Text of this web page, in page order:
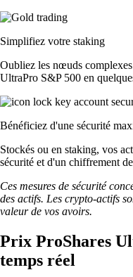
Simplifiez votre staking
Oubliez les nœuds
UltraPro S&P 500 en
Bénéficiez d'une sécurité
Stockés ou en staking, vos
sécurité et d'un chiffrement
Ces mesures de sécurité
des actifs. Les crypto-actifs
valeur de vos avoirs.
Prix ProShares
temps réel